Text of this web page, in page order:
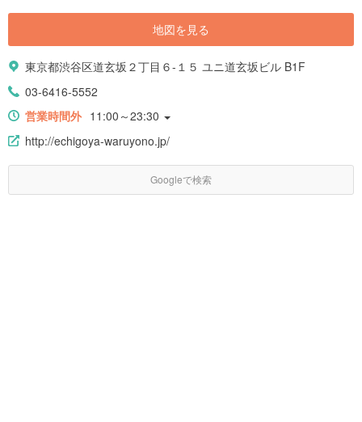
地図を見る
東京都渋谷区道玄坂２丁目６-１５ ユニ道玄坂ビル B1F
03-6416-5552
営業時間外 11:00～23:30
http://echigoya-waruyono.jp/
Googleで検索